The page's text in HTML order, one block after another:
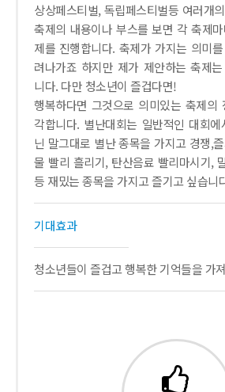
상상페스티벌, 독립페스티벌등 여러개
축제의 내용이나 부스를 보면 각 축제
제를 진행합니다. 축제가 가지는 의미
려나가죠 하지만 제가 제안하는 축제
니다. 다만 청소년이 즐겁다면!
행복하다면 그것으로 의미있는 축제의
각합니다. 별난대회는 일반적인 대회
닌 말그대로 별난 종목을 가지고 경쟁,
물 빨리 흘리기, 탄산음료 빨리마시기,
등 재밌는 종목을 가지고 즐기고 싶습니
기대효과
청소년들이 즐겁고 행복한 기억들을 가